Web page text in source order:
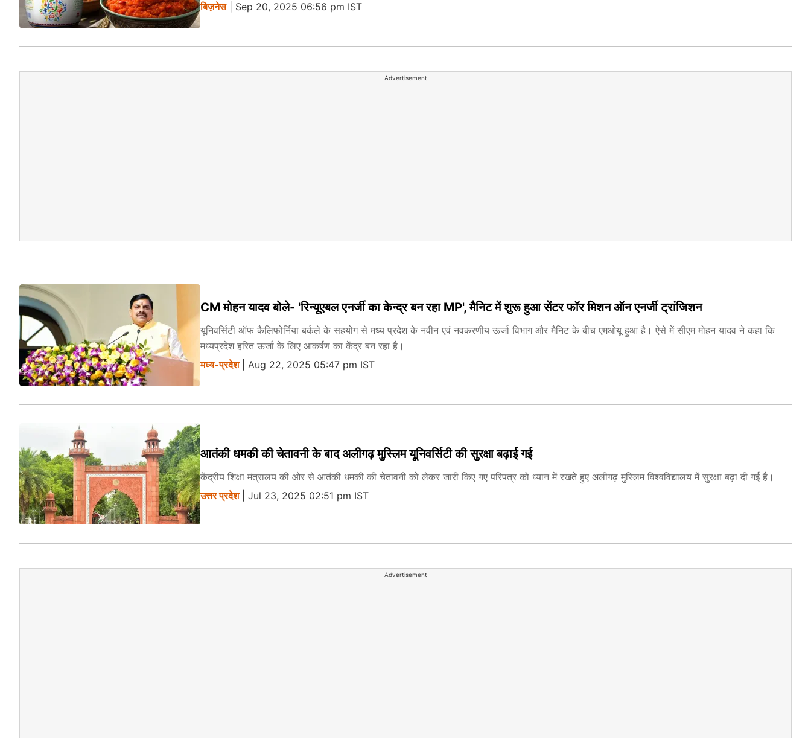
बिज़नेस| Sep 20, 2025 06:56 pm IST
Advertisement
CM मोहन यादव बोले- 'रिन्यूएबल एनर्जी का केन्द्र बन रहा MP', मैनिट में शुरू हुआ सेंटर फॉर मिशन ऑन एनर्जी ट्रांजिशन
यूनिवर्सिटी ऑफ कैलिफोर्निया बर्कले के सहयोग से मध्य प्रदेश के नवीन एवं नवकरणीय ऊर्जा विभाग और मैनिट के बीच एमओयू हुआ है। ऐसे में सीएम मोहन यादव ने कहा कि
मध्यप्रदेश हरित ऊर्जा के लिए आकर्षण का केंद्र बन रहा है।
मध्य-प्रदेश| Aug 22, 2025 05:47 pm IST
आतंकी धमकी की चेतावनी के बाद अलीगढ़ मुस्लिम यूनिवर्सिटी की सुरक्षा बढ़ाई गई
केंद्रीय शिक्षा मंत्रालय की ओर से आतंकी धमकी की चेतावनी को लेकर जारी किए गए परिपत्र को ध्यान में रखते हुए अलीगढ़ मुस्लिम विश्वविद्यालय में सुरक्षा बढ़ा दी गई है।
उत्तर प्रदेश| Jul 23, 2025 02:51 pm IST
Advertisement